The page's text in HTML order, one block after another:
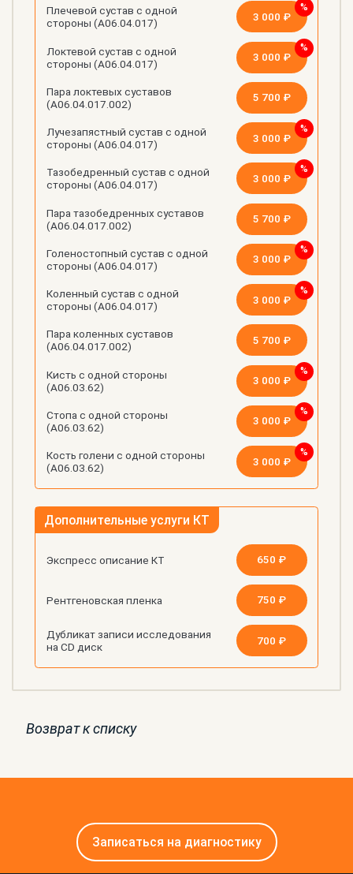
Плечевой сустав с одной
стороны (А06.04.017)
3 000 ₽
Локтевой сустав с одной
стороны (А06.04.017)
3 000 ₽
Пара локтевых суставов
(А06.04.017.002)
5 700 ₽
Лучезапястный сустав с одной
стороны (А06.04.017)
3 000 ₽
Тазобедренный сустав с одной
стороны (А06.04.017)
3 000 ₽
Пара тазобедренных суставов
(А06.04.017.002)
5 700 ₽
Голеностопный сустав с одной
стороны (А06.04.017)
3 000 ₽
Коленный сустав с одной
стороны (А06.04.017)
3 000 ₽
Пара коленных суставов
(А06.04.017.002)
5 700 ₽
Кисть с одной стороны
(А06.03.62)
3 000 ₽
Стопа с одной стороны
(А06.03.62)
3 000 ₽
Кость голени с одной стороны
(А06.03.62)
3 000 ₽
Дополнительные услуги КТ
Экспресс описание КТ 650 ₽
Рентгеновская пленка 750 ₽
Дубликат записи исследования
на СD диск
700 ₽
Возврат к списку
Записаться на диагностику